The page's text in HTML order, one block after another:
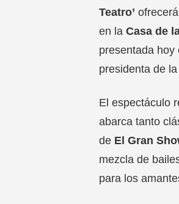
Teatro’
en la Casa de
presentada hoy
presidenta de
El espectáculo
abarca tanto
de El Gran
mezcla de
para los